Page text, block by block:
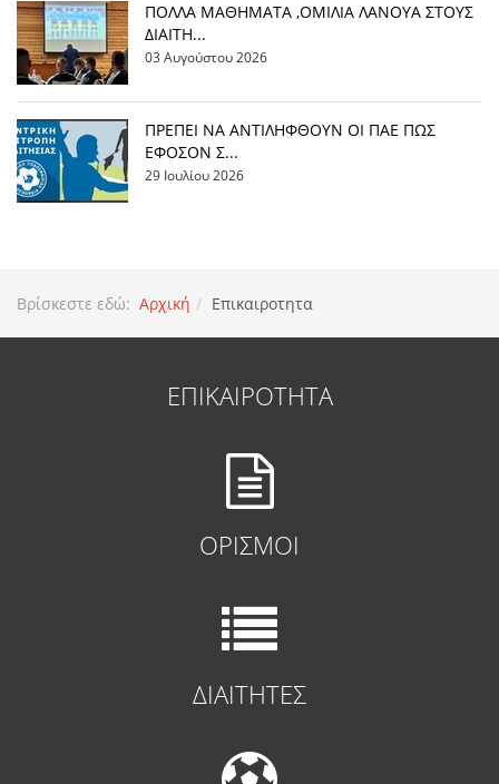
ΠΟΛΛΑ ΜΑΘΗΜΑΤΑ ,ΟΜΙΛΙΑ ΛΑΝΟΥΑ ΣΤΟΥΣ
ΔΙΑΙΤΗ...
03 Αυγούστου 2026
ΠΡΕΠΕΙ ΝΑ ΑΝΤΙΛΗΦΘΟΥΝ ΟΙ ΠΑΕ ΠΩΣ
ΕΦΟΣΟΝ Σ...
29 Ιουλίου 2026
Βρίσκεστε εδώ: Αρχική Επικαιροτητα
ΕΠΙΚΑΙΡΟΤΗΤΑ
ΟΡΙΣΜΟΙ
ΔΙΑΙΤΗΤΕΣ